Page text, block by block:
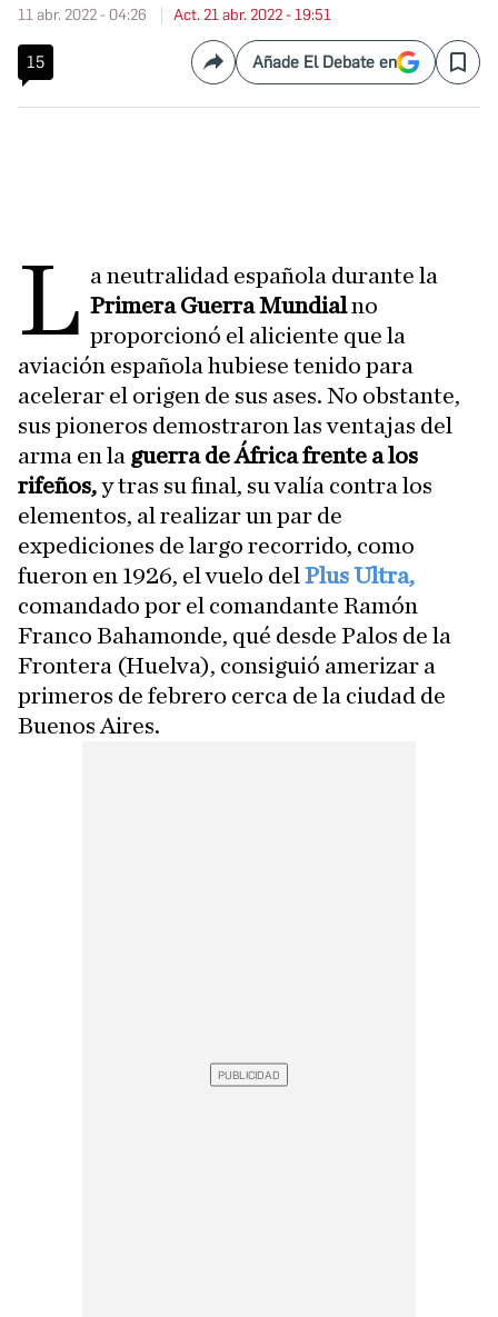
11 abr. 2022 - 04:26 Act. 21 abr. 2022 - 19:51
15 CompartirAñade El Debate en Save
L a neutralidad española durante la
Primera Guerra Mundialno
proporcionó el aliciente que la
aviación española hubiese tenido para
acelerar el origen de sus ases. No obstante,
sus pioneros demostraron las ventajas del
arma en la guerra de África frente a los
rifeños,y tras su final, su valía contra los
elementos, al realizar un par de
expediciones de largo recorrido, como
fueron en 1926, el vuelo del Plus Ultra,
comandado por el comandante Ramón
Franco Bahamonde, qué desde Palos de la
Frontera (Huelva), consiguió amerizar a
primeros de febrero cerca de la ciudad de
Buenos Aires.